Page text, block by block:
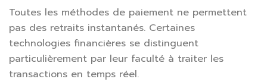
Toutes les méthodes de paiement ne permettent
pas des retraits instantanés. Certaines
technologies financières se distinguent
particulièrement par leur faculté à traiter les
transactions en temps réel.